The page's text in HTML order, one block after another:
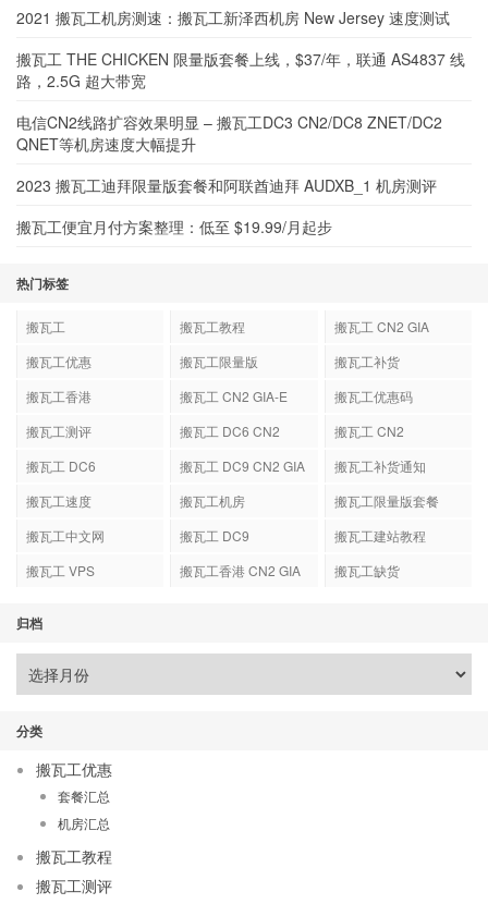
2021 搬瓦工机房测速：搬瓦工新泽西机房 New Jersey 速度测试
搬瓦工 THE CHICKEN 限量版套餐上线，$37/年，联通 AS4837 线
路，2.5G 超大带宽
电信CN2线路扩容效果明显 – 搬瓦工DC3 CN2/DC8 ZNET/DC2
QNET等机房速度大幅提升
2023 搬瓦工迪拜限量版套餐和阿联酋迪拜 AUDXB_1 机房测评
搬瓦工便宜月付方案整理：低至 $19.99/月起步
热门标签
搬瓦工 搬瓦工教程
搬瓦工 CN2 GIA
搬瓦工优惠
搬瓦工限量版
搬瓦工补货
搬瓦工香港
搬瓦工 CN2 GIA-E
搬瓦工优惠码
搬瓦工测评
搬瓦工 DC6 CN2
搬瓦工 CN2
搬瓦工 DC6
搬瓦工 DC9 CN2 GIA
搬瓦工补货通知
搬瓦工速度
搬瓦工机房
搬瓦工限量版套餐
搬瓦工中文网
搬瓦工 DC9
搬瓦工建站教程
搬瓦工 VPS
搬瓦工香港 CN2 GIA 搬瓦工缺货
归档
分类
搬瓦工优惠
套餐汇总
机房汇总
搬瓦工教程
搬瓦工测评